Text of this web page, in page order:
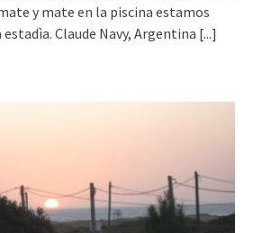
y mate en la piscina estamos
Claude Navy, Argentina [...]